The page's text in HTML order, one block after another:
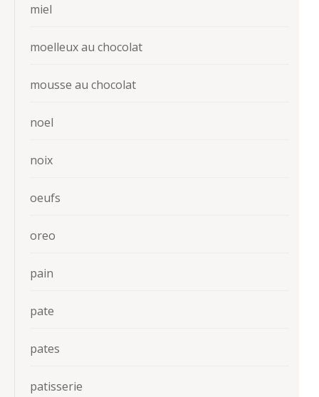
miel
moelleux au chocolat
mousse au chocolat
noel
noix
oeufs
oreo
pain
pate
pates
patisserie